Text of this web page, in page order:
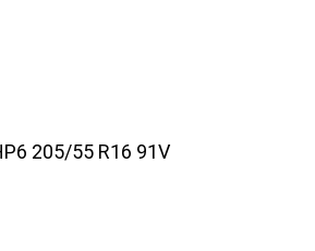
205/55 R16 91V